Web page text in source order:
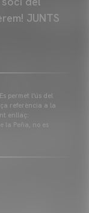
JUNTS
permet l'ús del
referència a la
enllaç:
la Peña, no es